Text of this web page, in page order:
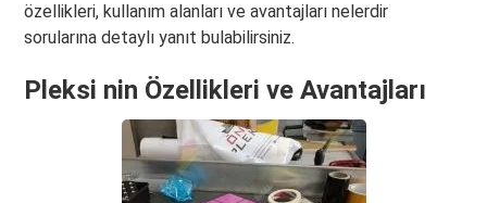
özellikleri, kullanım alanları ve avantajları nelerdir
sorularına detaylı yanıt bulabilirsiniz.
Pleksi nin Özellikleri ve Avantajları